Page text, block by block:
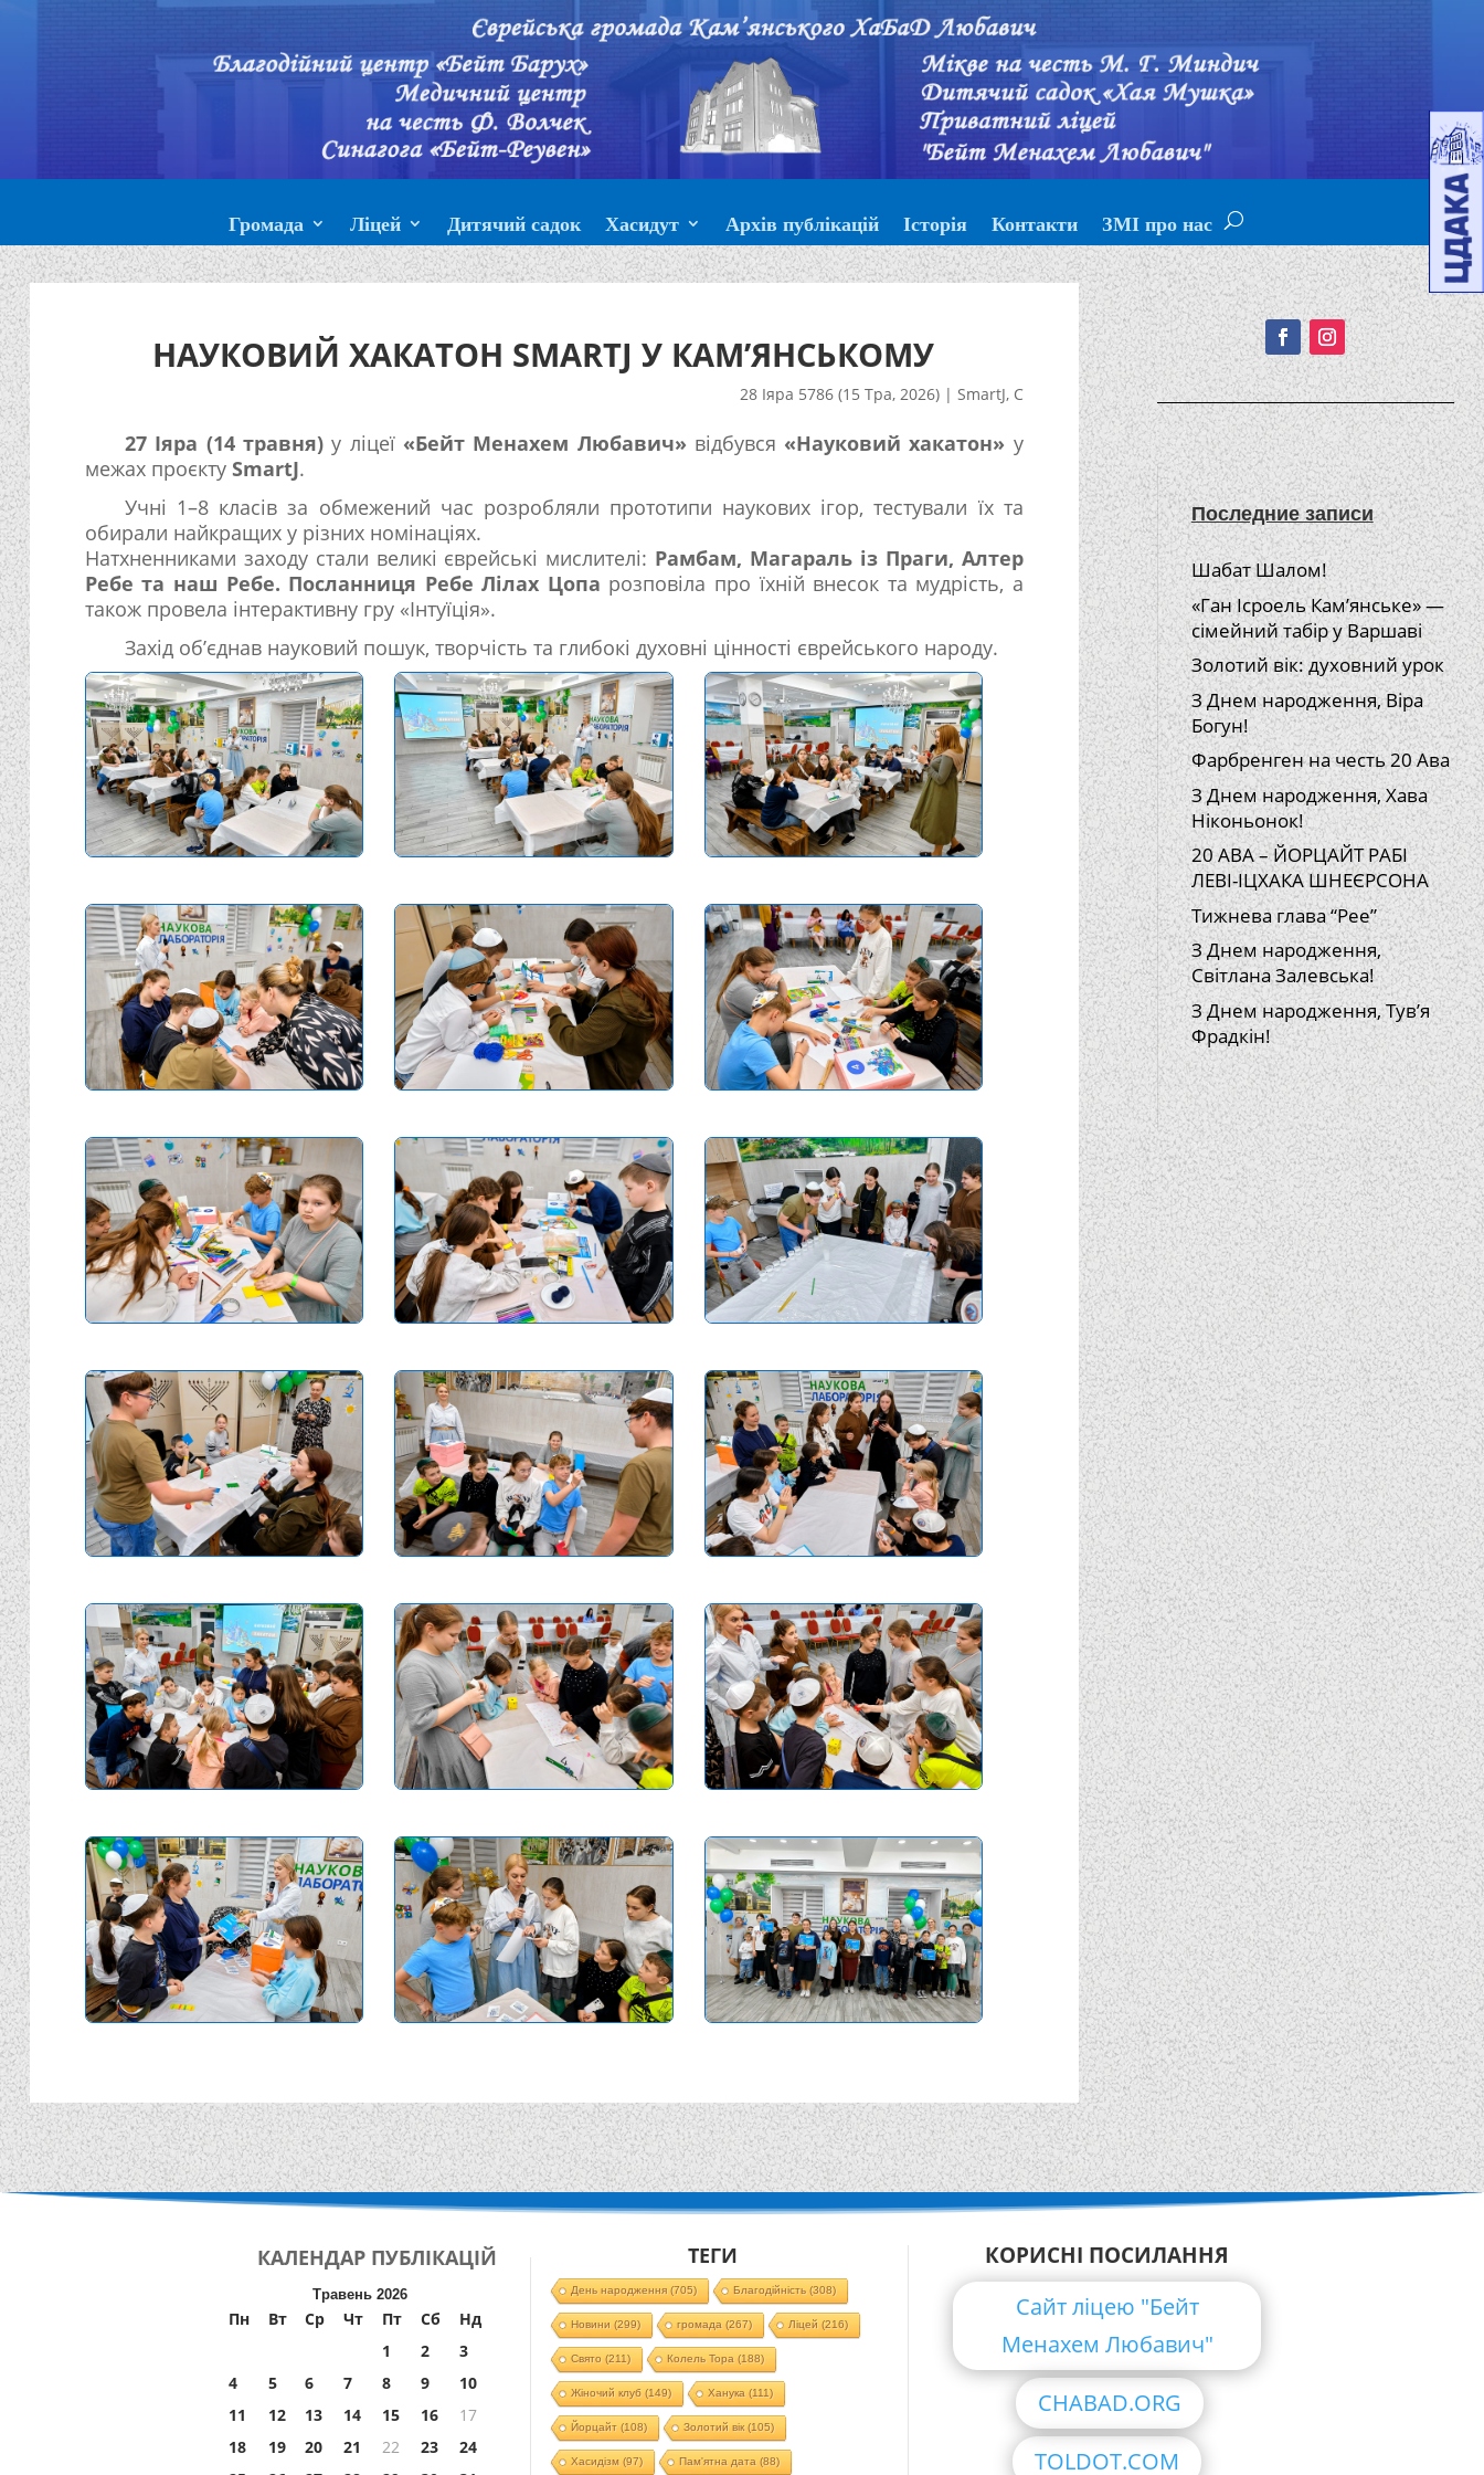
Громада Ліцей Дитячий садок Хасидут Архів публікацій Історія Контакти ЗМІ про нас
НАУКОВИЙ ХАКАТОН SMARTJ У КАМ’ЯНСЬКОМУ
28 Іяра 5786 (15 Тра, 2026)| SmartJ, С
27 Іяра (14 травня)у ліцеї «Бейт Менахем Любавич» відбувся «Науковий хакатон» у
межах проєкту SmartJ.
Учні 1–8 класів за обмежений час розробляли прототипи наукових ігор, тестували їх та
обирали найкращих у різних номінаціях.
Натхненниками заходу стали великі єврейські мислителі: Рамбам, Магараль із Праги, Алтер
Ребе та наш Ребе. Посланниця Ребе Лілах Цопа розповіла про їхній внесок та мудрість, а
також провела інтерактивну гру «Інтуїція».
Захід об’єднав науковий пошук, творчість та глибокі духовні цінності єврейського народу.
Подписывайтесь!
Последние записи
Шабат Шалом!
«Ган Ісроель Кам’янське» —
сімейний табір у Варшаві
Золотий вік: духовний урок
З Днем народження, Віра
Богун!
Фарбренген на честь 20 Ава
З Днем народження, Хава
Ніконьонок!
20 АВА – ЙОРЦАЙТ РАБІ
ЛЕВІ-ІЦХАКА ШНЕЄРСОНА
Тижнева глава “Рее”
З Днем народження,
Світлана Залевська!
З Днем народження, Тув’я
Фрадкін!
КАЛЕНДАР ПУБЛІКАЦІЙ
Травень 2026
Пн Вт Ср Чт Пт Сб
Нд
1
2
3
4
5 6 7 8 9
10
11
12 13 14 15 16
17
18
19 20 21 22 23
24
ТЕГИ
День народження(705) Благодійність (308)
Новини (299) громада (267) Ліцей (216)
Свято (211) Колель Тора (188)
Жіночий клуб (149) Ханука (111)
Йорцайт (108) Золотий вік(105)
Хасидізм (97) Пам'ятна дата (88)
КОРИСНІ ПОСИЛАННЯ
Сайт ліцею "Бейт
Менахем Любавич"
CHABAD.ORG
TOLDOT.COM